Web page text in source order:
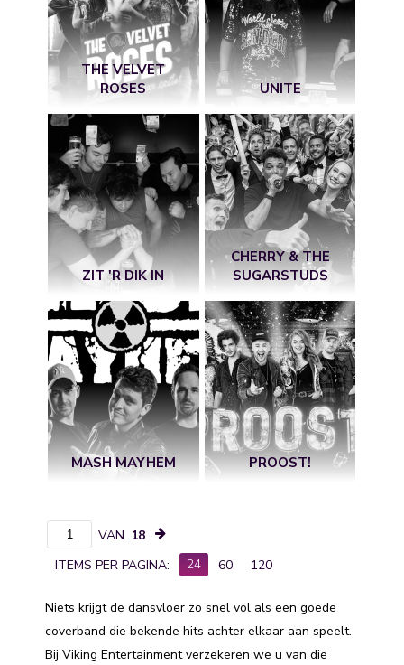
THE VELVET
ROSES
UNITE
ZIT 'R DIK IN
CHERRY & THE
SUGARSTUDS
MASH MAYHEM PROOST!
VAN 18
ITEMS PER PAGINA:
24 60 120
Niets krijgt de dansvloer zo snel vol als een goede
coverband die bekende hits achter elkaar aan speelt.
Bij Viking Entertainment verzekeren we u van die